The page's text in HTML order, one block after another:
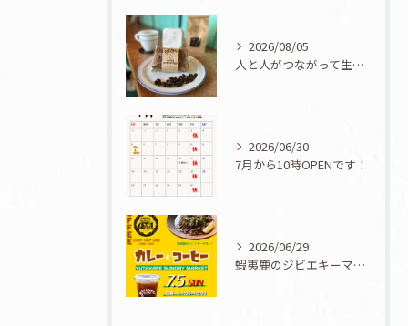
2026/08/05
人と人がつながって生まれた一品！ユタカフェオリジナルコーヒーシフォン誕生！
2026/06/30
7月から10時OPENです！
2026/06/29
蝦夷鹿のジビエキーマカレーが食べられる7/5『カレーとコーヒーと七夕』開催！